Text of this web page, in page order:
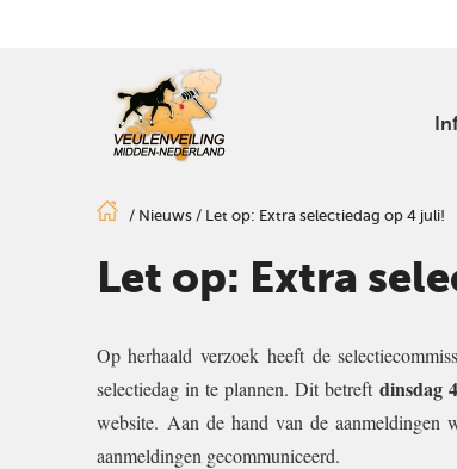
/ Nieuws/ Let op: Extra selectiedag op 4 juli!
Let op: Extra
Op herhaald verzoek heeft de
selectiedag in te plannen. Dit betreft dinsdag
website. Aan de hand van de aanmeldingen
aanmeldingen gecommuniceerd.